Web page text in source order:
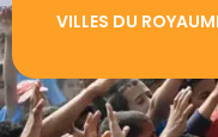
VILLES DU